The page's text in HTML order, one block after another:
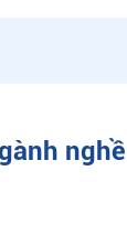
nghề